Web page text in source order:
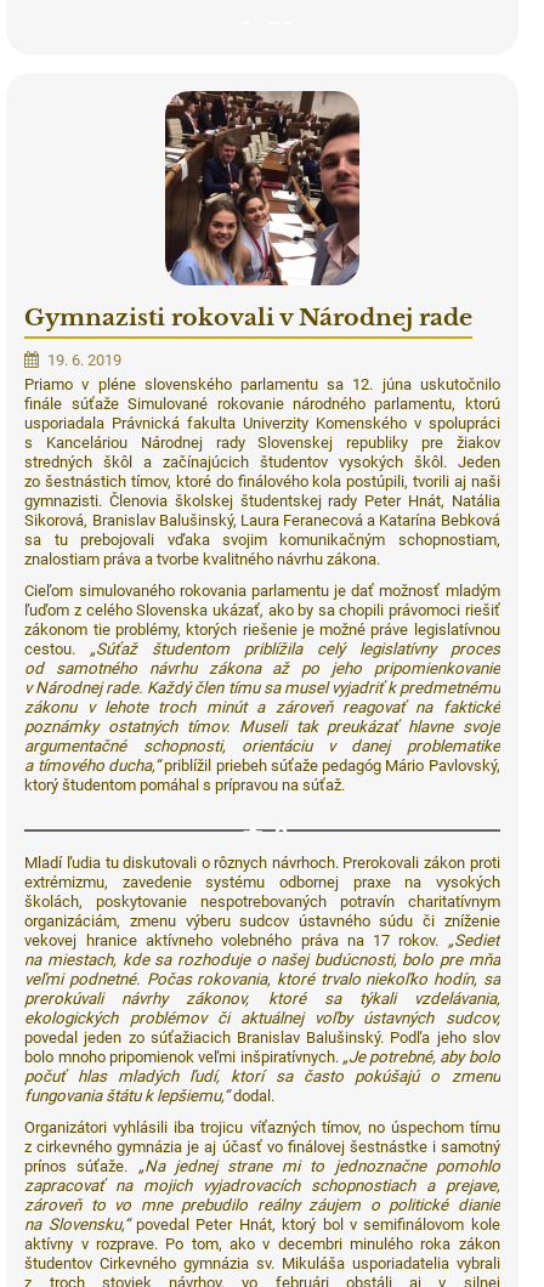
Gymnazisti rokovali v Národnej rade
19. 6. 2019
Priamo v pléne slovenského parlamentu sa 12. júna uskutočnilo
finále súťaže Simulované rokovanie národného parlamentu, ktorú
usporiadala Právnická fakulta Univerzity Komenského v spolupráci
s Kanceláriou Národnej rady Slovenskej republiky pre žiakov
stredných škôl a začínajúcich študentov vysokých škôl. Jeden
zo šestnástich tímov, ktoré do finálového kola postúpili, tvorili aj naši
gymnazisti. Členovia školskej študentskej rady Peter Hnát, Natália
Sikorová, Branislav Balušinský, Laura Feranecová a Katarína Bebková
sa tu prebojovali vďaka svojim komunikačným schopnostiam,
znalostiam práva a tvorbe kvalitného návrhu zákona.
Cieľom simulovaného rokovania parlamentu je dať možnosť mladým
ľuďom z celého Slovenska ukázať, ako by sa chopili právomoci riešiť
zákonom tie problémy, ktorých riešenie je možné práve legislatívnou
cestou. „Súťaž študentom priblížila celý legislatívny proces
od samotného návrhu zákona až po jeho pripomienkovanie
v Národnej rade. Každý člen tímu sa musel vyjadriť k predmetnému
zákonu v lehote troch minút a zároveň reagovať na faktické
poznámky ostatných tímov. Museli tak preukázať hlavne svoje
argumentačné schopnosti, orientáciu v danej problematike
a tímového ducha,“priblížil priebeh súťaže pedagóg Mário Pavlovský,
ktorý študentom pomáhal s prípravou na súťaž.
2
Mladí ľudia tu diskutovali o rôznych návrhoch. Prerokovali zákon proti
extrémizmu, zavedenie systému odbornej praxe na vysokých
školách, poskytovanie nespotrebovaných potravín charitatívnym
organizáciám, zmenu výberu sudcov ústavného súdu či zníženie
vekovej hranice aktívneho volebného práva na 17 rokov. „Sedieť
na miestach, kde sa rozhoduje o našej budúcnosti, bolo pre mňa
veľmi podnetné. Počas rokovania, ktoré trvalo niekoľko hodín, sa
prerokúvali návrhy zákonov, ktoré sa týkali vzdelávania,
ekologických problémov či aktuálnej voľby ústavných sudcov,
povedal jeden zo súťažiacich Branislav Balušinský. Podľa jeho slov
bolo mnoho pripomienok veľmi inšpiratívnych. „Je potrebné, aby bolo
počuť hlas mladých ľudí, ktorí sa často pokúšajú o zmenu
fungovania štátu k lepšiemu,“dodal.
Organizátori vyhlásili iba trojicu víťazných tímov, no úspechom tímu
z cirkevného gymnázia je aj účasť vo finálovej šestnástke i samotný
prínos súťaže. „Na jednej strane mi to jednoznačne pomohlo
zapracovať na mojich vyjadrovacích schopnostiach a prejave,
zároveň to vo mne prebudilo reálny záujem o politické dianie
na Slovensku,“povedal Peter Hnát, ktorý bol v semifinálovom kole
aktívny v rozprave. Po tom, ako v decembri minulého roka zákon
študentov Cirkevného gymnázia sv. Mikuláša usporiadatelia vybrali
z troch stoviek návrhov, vo februári obstáli aj v silnej